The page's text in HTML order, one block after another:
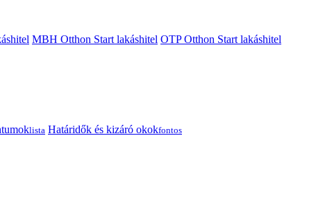
MBH Otthon Start lakáshitel OTP Otthon Start lakáshitel
lista Határidők és kizáró okokfontos